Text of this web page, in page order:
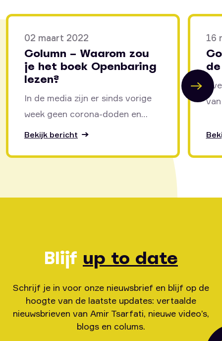
02 maart 2022
Column – Waarom zou
je het boek Openbaring
lezen?
In de media zijn er sinds vorige
week geen corona-doden en
geen besmettingen meer. Het
Bekijk bericht
16
Blijf up to date
Schrijf je in voor onze nieuwsbrief en blijf op de
hoogte van de laatste updates: vertaalde
nieuwsbrieven van Amir Tsarfati, nieuwe video’s,
blogs en colums.